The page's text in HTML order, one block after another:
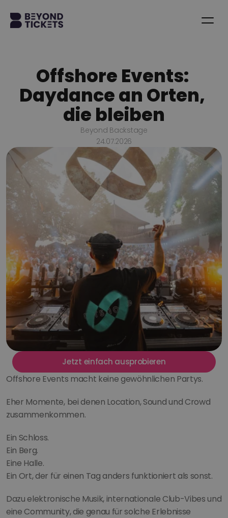
Offshore Events:
Daydance an Orten,
die bleiben
Beyond Backstage
24.07.2026
Jetzt einfach ausprobieren
Offshore Events macht keine gewöhnlichen Partys.
Eher Momente, bei denen Location, Sound und Crowd
zusammenkommen.
Ein Schloss.
Ein Berg.
Eine Halle.
Ein Ort, der für einen Tag anders funktioniert als sonst.
Dazu elektronische Musik, internationale Club-Vibes und
eine Community, die genau für solche Erlebnisse